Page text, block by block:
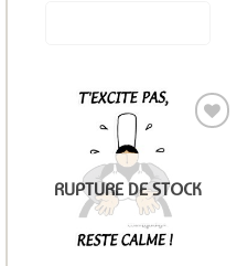
aux
RUPTURE DE STOCK